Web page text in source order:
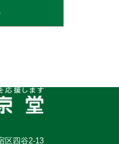
区四谷2-13